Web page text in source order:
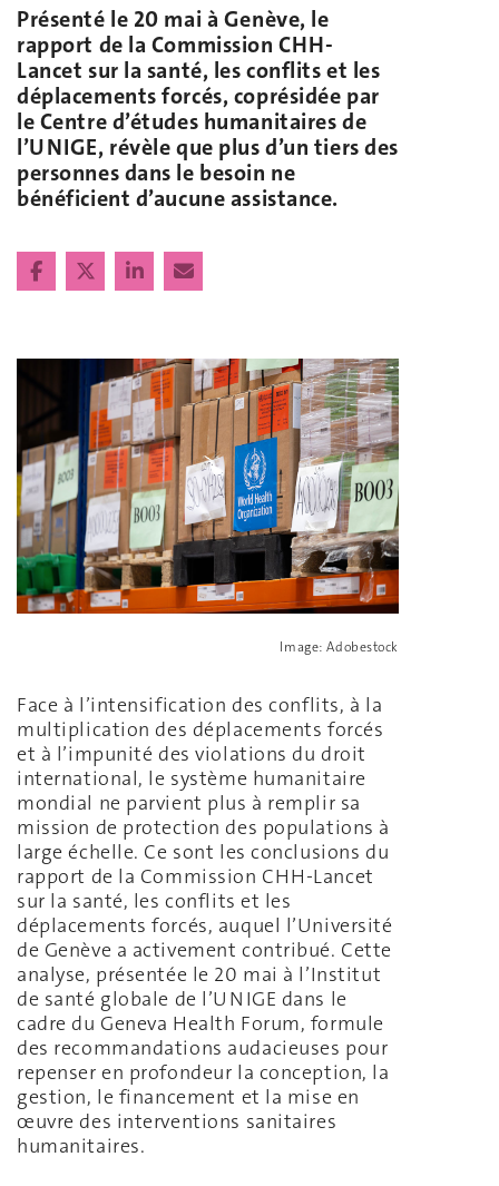
Présenté le 20 mai à Genève, le
rapport de la Commission CHH-
Lancet sur la santé, les conflits et les
déplacements forcés, coprésidée par
le Centre d’études humanitaires de
l’UNIGE, révèle que plus d’un tiers des
personnes dans le besoin ne
bénéficient d’aucune assistance.
Image: Adobestock
Face à l’intensification des conflits, à la
multiplication des déplacements forcés
et à l’impunité des violations du droit
international, le système humanitaire
mondial ne parvient plus à remplir sa
mission de protection des populations à
large échelle. Ce sont les conclusions du
rapport de la Commission CHH-Lancet
sur la santé, les conflits et les
déplacements forcés, auquel l’Université
de Genève a activement contribué. Cette
analyse, présentée le 20 mai à l’Institut
de santé globale de l’UNIGE dans le
cadre du Geneva Health Forum, formule
des recommandations audacieuses pour
repenser en profondeur la conception, la
gestion, le financement et la mise en
œuvre des interventions sanitaires
humanitaires.